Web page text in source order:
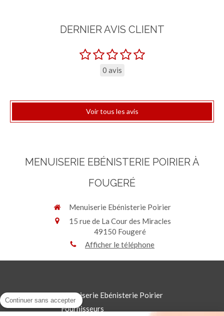
DERNIER AVIS CLIENT
0 avis
Voir tous les avis
MENUISERIE EBÉNISTERIE POIRIER À
FOUGERÉ
Menuiserie Ebénisterie Poirier
15 rue de La Cour des Miracles
49150 Fougeré
Afficher le téléphone
Menuiserie Ebénisterie Poirier
Fournisseurs
Continuer sans accepter